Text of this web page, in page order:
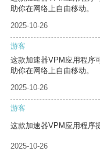
助你在网络上自由移动。
2025-10-26
游客
这款加速器VPM应用程序
助你在网络上自由移动。
2025-10-26
游客
这款加速器VPM应用程序
2025-10-26